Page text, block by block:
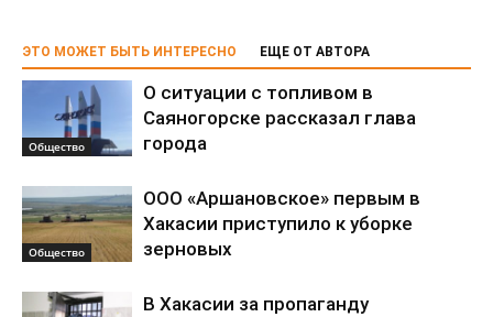
ЭТО МОЖЕТ БЫТЬ ИНТЕРЕСНО ЕЩЕ ОТ АВТОРА
Общество
О ситуации с топливом в
Саяногорске рассказал глава
города
Общество
ООО «Аршановское» первым в
Хакасии приступило к уборке
зерновых
В Хакасии за пропаганду